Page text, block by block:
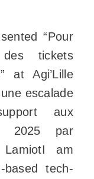
“Pour
tickets
at Agi’Lille
escalade
aux
2025 par
am
based tech-